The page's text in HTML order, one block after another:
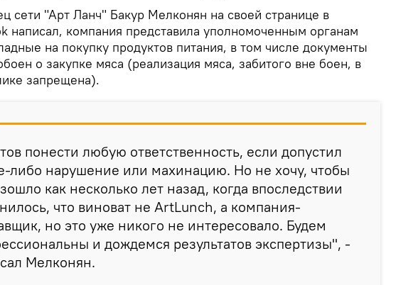
сети "Арт Ланч" Бакур Мелконян на своей странице в
написал, компания представила уполномоченным органам
на покупку продуктов питания, в том числе документы
о закупке мяса (реализация мяса, забитого вне боен, в
запрещена).
понести любую ответственность, если допустил
либо нарушение или махинацию. Но не хочу, чтобы
как несколько лет назад, когда впоследствии
что виноват не ArtLunch, а компания-
но это уже никого не интересовало. Будем
и дождемся результатов экспертизы", -
Мелконян.